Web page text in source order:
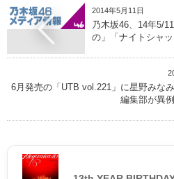
2014年5月11日
乃木坂46、14年5/
の」「ナイトシャ
6月発売の「UTB vol.221」に星野みなみ
編集部が異